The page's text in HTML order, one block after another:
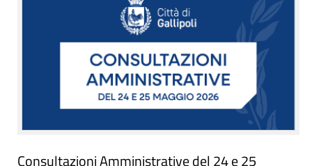
Consultazioni Amministrative del 24 e 25